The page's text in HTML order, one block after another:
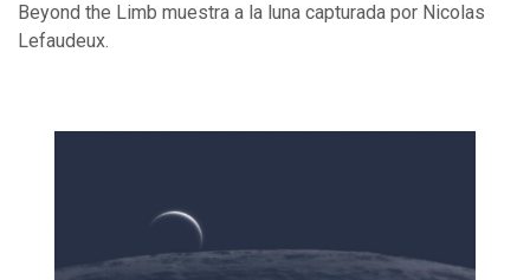
Beyond the Limb muestra a la luna capturada por Nicolas
Lefaudeux.